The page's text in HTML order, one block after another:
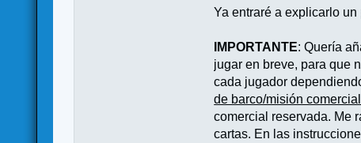
Ya entraré a explicarlo
IMPORTANTE: Quería
jugar en breve, para que
cada jugador
de barco/misión
comercial reservada. Me
cartas. En las